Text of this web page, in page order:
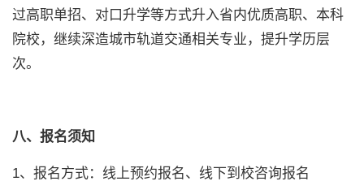
过高职单招、对口升学等方式升入省内优质高职、本科
院校，继续深造城市轨道交通相关专业，提升学历层
次。
八、报名须知
1、报名方式：线上预约报名、线下到校咨询报名